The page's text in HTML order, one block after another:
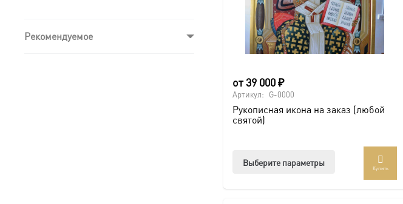
Рекомендуемое
от39 000₽
Артикул: G-0000
Рукописная икона на заказ (любой
святой)
Выберите параметры
Купить